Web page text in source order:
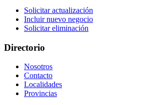
Solicitar actualización
Incluir nuevo negocio
Solicitar eliminación
Directorio
Nosotros
Contacto
Localidades
Provincias